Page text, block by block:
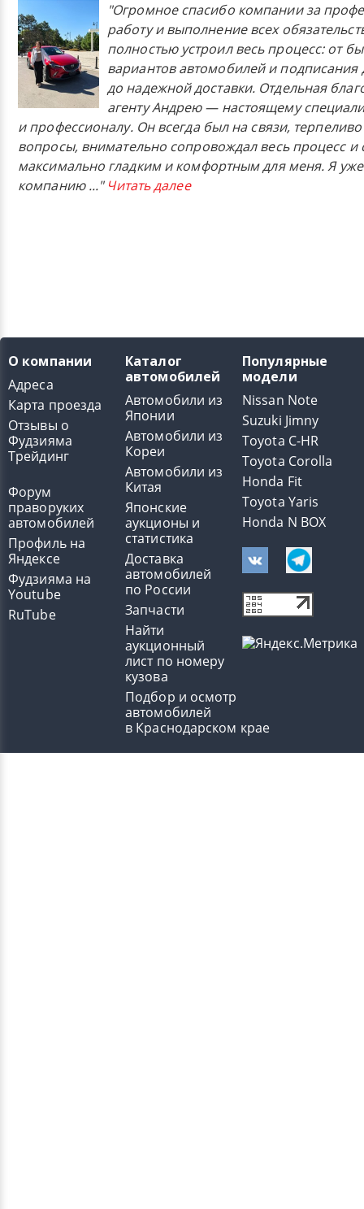
"Огромное спасибо компании за
работу и выполнение всех
полностью устроил весь процесс: от
вариантов автомобилей и подписания
до надежной доставки. Отдельная
агенту Андрею — настоящему
и профессионалу. Он всегда был на связи,
вопросы, внимательно сопровождал весь процесс и
максимально гладким и комфортным для меня. Я
компанию..." Читать далее
О компании
Адреса
Карта проезда
Отзывы о
Фудзияма
Трейдинг
Форум
праворуких
автомобилей
Профиль на
Яндексе
Фудзияма на
Youtube
RuTube
Каталог
автомобилей
Автомобили из
Японии
Автомобили из
Кореи
Автомобили из
Китая
Японские
аукционы и
статистика
Доставка
автомобилей
по России
Запчасти
Найти
аукционный
лист по номеру
кузова
Подбор и осмотр
автомобилей
в Краснодарском крае
Популярные
модели
Nissan Note
Suzuki Jimny
Toyota C-HR
Toyota Corolla
Honda Fit
Toyota Yaris
Honda N BOX